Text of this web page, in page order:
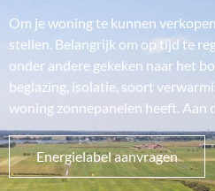
Om je woning te kunnen
stellen. Belangrijk om op tijd te
onder andere gekeken naar het
beglazing, isolatie, soort
woning zonnepanelen heeft. Aan
Energielabel aanvragen